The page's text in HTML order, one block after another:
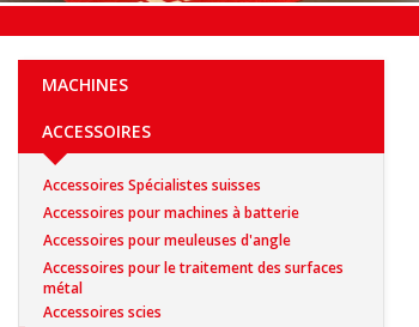
MACHINES
ACCESSOIRES
Accessoires Spécialistes suisses
Accessoires pour machines à batterie
Accessoires pour meuleuses d'angle
Accessoires pour le traitement des surfaces
métal
Accessoires scies